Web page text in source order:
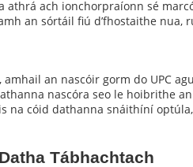
ach ionchorpraíonn sé
an sórtáil fiú d’fhostaithe
an nascóir gorm do UPC
nascóra seo le hoibrithe
na cóid dathanna snáithíní
Tábhachtach